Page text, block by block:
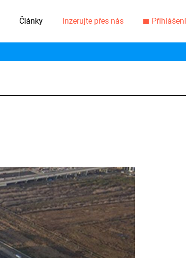
Články Inzerujte přes nás Přihlášení